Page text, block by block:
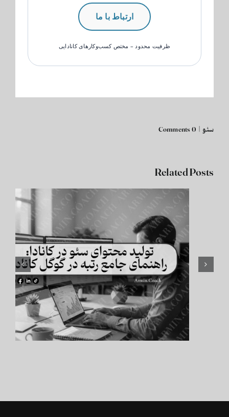
ارتباط با ما
ظرفیت محدود – مختص کسب‌وکارهای کانادایی
سئو |
0 Comments
Related Posts